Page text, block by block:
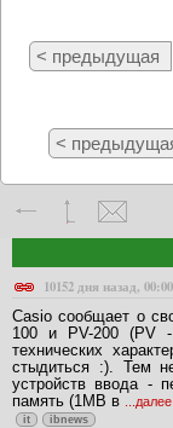
< предыдущая
<
10152 дня назад, 00:00
Casio сообщает о
100 и PV-200 (PV
технических
стыдиться :). Тем
устройств ввода -
память (1MB в
...далее
it ibnews